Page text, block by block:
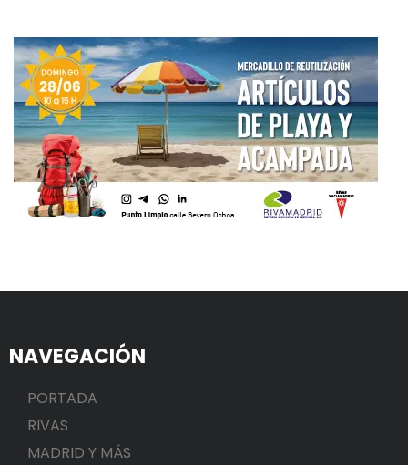
NAVEGACIÓN
PORTADA
RIVAS
MADRID Y MÁS